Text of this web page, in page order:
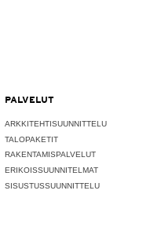
PALVELUT
ARKKITEHTISUUNNITTELU
TALOPAKETIT
RAKENTAMISPALVELUT
ERIKOISSUUNNITELMAT
SISUSTUSSUUNNITTELU